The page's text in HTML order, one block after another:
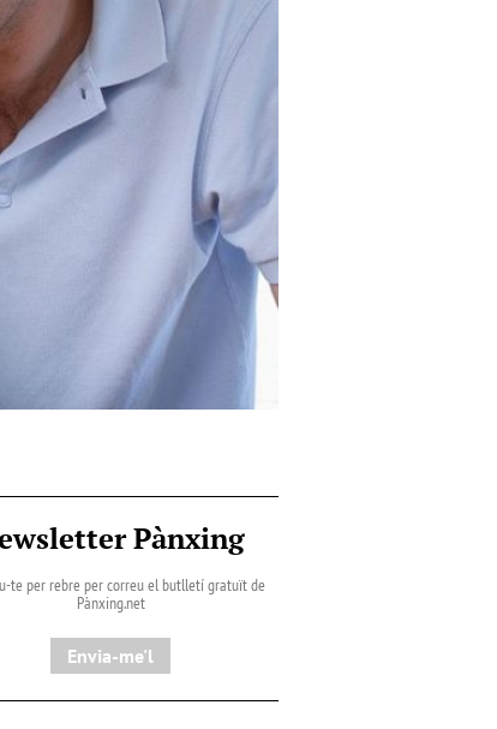
Pànxing
te per rebre per correu el butlletí gratuït de
Pànxing.net​
Envia-me'l